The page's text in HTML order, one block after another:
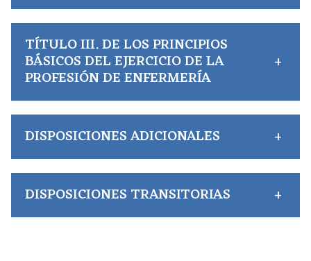
TÍTULO III. DE LOS PRINCIPIOS
BÁSICOS DEL EJERCICIO DE LA
PROFESIÓN DE ENFERMERÍA
+
DISPOSICIONES ADICIONALES +
DISPOSICIONES TRANSITORIAS +